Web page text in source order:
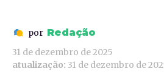
por Redação
31 de dezembro de 2025
atualização: 31 de dezembro de